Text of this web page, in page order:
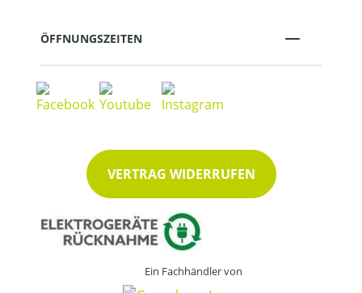
ÖFFNUNGSZEITEN
VERTRAG WIDERRUFEN
Ein Fachhändler von